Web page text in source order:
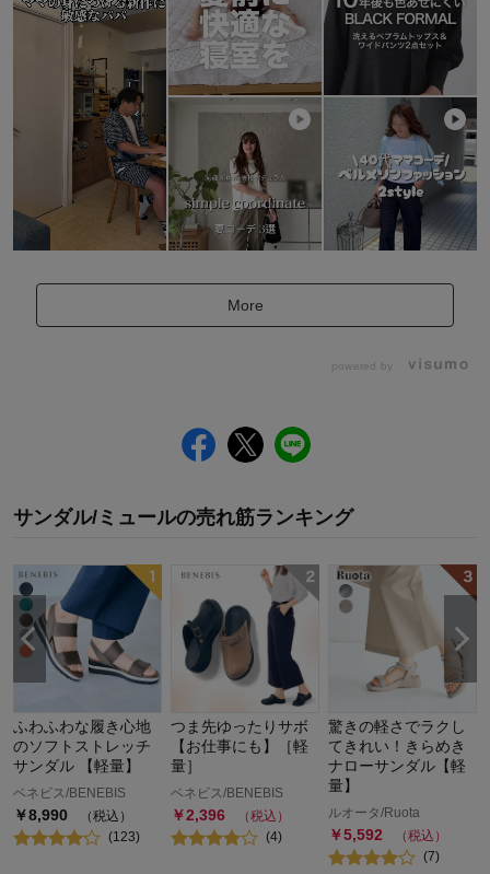
More
powered by
サンダル/ミュールの売れ筋ランキング
ふわふわな履き心地
のソフトストレッチ
サンダル 【軽量】
ベネビス/BENEBIS
￥8,990
（税込）
(123)
つま先ゆったりサボ
【お仕事にも】［軽
量］
ベネビス/BENEBIS
￥2,396
（税込）
(4)
驚きの軽さでラクし
てきれい！きらめき
ナローサンダル【軽
量】
ルオータ/Ruota
￥5,592
（税込）
(7)